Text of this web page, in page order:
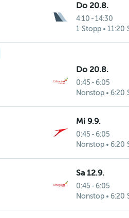
Do 20.8.
4:10 - 14:30
1 Stopp
11:20
Do 20.8.
0:45 - 6:05
Nonstop
6:20
Mi 9.9.
0:45 - 6:05
Nonstop
6:20
Sa 12.9.
0:45 - 6:05
Nonstop
6:20